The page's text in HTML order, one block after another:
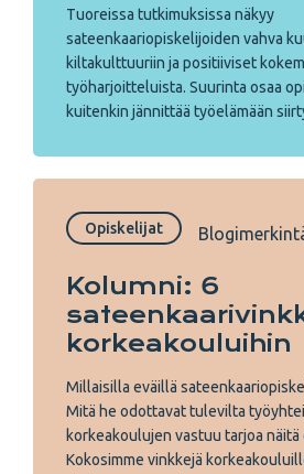
Tuoreissa tutkimuksissa näkyy
sateenkaariopiskelijoiden vahva
kiltakulttuuriin ja positiiviset
työharjoitteluista. Suurinta osaa
kuitenkin jännittää työelämään
Opiskelijat
Kolumni: 6
korkeakouluihin
Millaisilla eväillä
Mitä he odottavat tulevilta
korkeakoulujen vastuu tarjoa näitä
Kokosimme vinkkejä